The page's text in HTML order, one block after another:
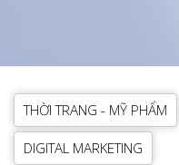
THỜI TRANG - MỸ PHẨM
DIGITAL MARKETING